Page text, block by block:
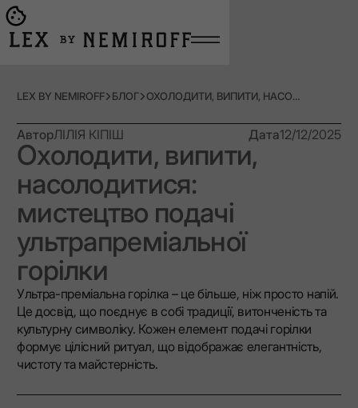
Go to main page
LEX BY NEMIROFF БЛОГ ОХОЛОДИТИ, ВИПИТИ, НАСОЛОДИТИСЯ: МИСТЕЦТВО ПОДАЧІ УЛЬТРАПРЕМІАЛЬНОЇ ГОРІЛКИ
АвторЛІЛІЯ КІПІШ Дата12/12/2025
Охолодити, випити,
насолодитися:
мистецтво подачі
ультрапреміальної
горілки
Ультра-преміальна горілка – це більше, ніж просто напій.
Це досвід, що поєднує в собі традиції, витонченість та
культурну символіку. Кожен елемент подачі горілки
формує цілісний ритуал, що відображає елегантність,
чистоту та майстерність.